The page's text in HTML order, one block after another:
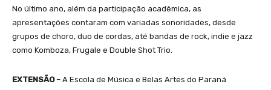
No último ano, além da participação acadêmica, as
apresentações contaram com variadas sonoridades, desde
grupos de choro, duo de cordas, até bandas de rock, indie e jazz
como Komboza, Frugale e Double Shot Trio.
EXTENSÃO– A Escola de Música e Belas Artes do Paraná